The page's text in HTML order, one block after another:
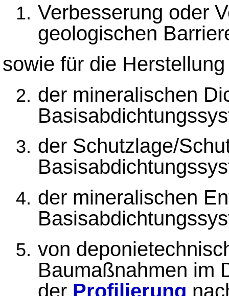
Verbesserung oder
geologischen
sowie für die Herstellung
der mineralischen
der Schutzlage/
der mineralischen
von
Baumaßnahmen im
der Profilierung